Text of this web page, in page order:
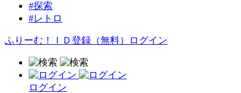
#探索
#レトロ
ふりーむ！ＩＤ登録（無料） ログイン
ログイン